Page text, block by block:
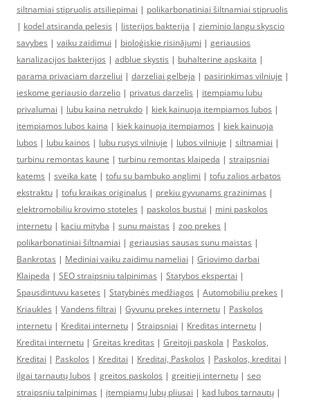
siltnamiai stipruolis atsiliepimai | polikarbonatiniai šiltnamiai stipruolis
| kodel atsiranda pelesis | listerijos bakterija | zieminio langu skyscio
savybes | vaiku zaidimui | bioloģiskie risinājumi | geriausios
kanalizacijos bakterijos | adblue skystis | buhalterine apskaita |
parama privaciam darzeliui | darzeliai gelbeja | pasirinkimas vilniuje |
ieskome geriausio darzelio | privatus darzelis | itempiamu lubu
privalumai | lubu kaina netrukdo | kiek kainuoja itempiamos lubos |
itempiamos lubos kaina | kiek kainuoja itempiamos | kiek kainuoja
lubos | lubu kainos | lubu rusys vilniuje | lubos vilniuje | siltnamiai |
turbinu remontas kaune | turbinu remontas klaipeda | straipsniai
katems | sveika kate | tofu su bambuko anglimi | tofu zalios arbatos
ekstraktu | tofu kraikas originalus | prekiu gyvunams grazinimas |
elektromobiliu krovimo stoteles | paskolos bustui | mini paskolos
internetu | kaciu mityba | sunu maistas | zoo prekes |
polikarbonatiniai šiltnamiai | geriausias sausas sunu maistas |
Bankrotas | Mediniai vaiku zaidimu nameliai | Griovimo darbai
Klaipeda | SEO straipsniu talpinimas | Statybos ekspertai |
Spausdintuvu kasetes | Statybinės medžiagos | Automobiliu prekes |
Kriaukles | Vandens filtrai | Gyvunu prekes internetu | Paskolos
internetu | Kreditai internetu | Straipsniai | Kreditas internetu |
Kreditai internetu | Greitas kreditas | Greitoji paskola | Paskolos,
Kreditai | Paskolos | Kreditai | Kreditai, Paskolos | Paskolos, kreditai |
ilgai tarnautų lubos | greitos paskolos | greitieji internetu | seo
straipsniu talpinimas | įtempiamų lubų pliusai | kad lubos tarnautų |